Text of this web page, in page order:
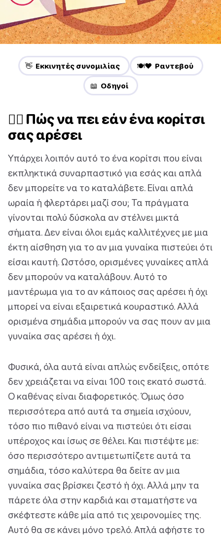
👋 Εκκινητές συνομιλίας 🍽️❤️ Ραντεβού
📖 Οδηγοί
🙋‍♀️ Πώς να πει εάν ένα κορίτσι
σας αρέσει
Υπάρχει λοιπόν αυτό το ένα κορίτσι που είναι
εκπληκτικά συναρπαστικό για εσάς και απλά
δεν μπορείτε να το καταλάβετε. Είναι απλά
ωραία ή φλερτάρει μαζί σου; Τα πράγματα
γίνονται πολύ δύσκολα αν στέλνει μικτά
σήματα. Δεν είναι όλοι εμάς καλλιτέχνες με μια
έκτη αίσθηση για το αν μια γυναίκα πιστεύει ότι
είσαι καυτή. Ωστόσο, ορισμένες γυναίκες απλά
δεν μπορούν να καταλάβουν. Αυτό το
μαντέρωμα για το αν κάποιος σας αρέσει ή όχι
μπορεί να είναι εξαιρετικά κουραστικό. Αλλά
ορισμένα σημάδια μπορούν να σας πουν αν μια
γυναίκα σας αρέσει ή όχι.
Φυσικά, όλα αυτά είναι απλώς ενδείξεις, οπότε
δεν χρειάζεται να είναι 100 τοις εκατό σωστά.
Ο καθένας είναι διαφορετικός. Όμως όσο
περισσότερα από αυτά τα σημεία ισχύουν,
τόσο πιο πιθανό είναι να πιστεύει ότι είσαι
υπέροχος και ίσως σε θέλει. Και πιστέψτε με:
όσο περισσότερο αντιμετωπίζετε αυτά τα
σημάδια, τόσο καλύτερα θα δείτε αν μια
γυναίκα σας βρίσκει ζεστό ή όχι. Αλλά μην τα
πάρετε όλα στην καρδιά και σταματήστε να
σκέφτεστε κάθε μία από τις χειρονομίες της.
Αυτό θα σε κάνει μόνο τρελό. Απλά αφήστε το